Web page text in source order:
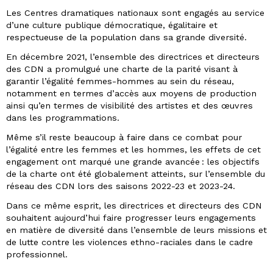
Les Centres dramatiques nationaux sont engagés au service
d’une culture publique démocratique, égalitaire et
respectueuse de la population dans sa grande diversité.
En décembre 2021, l’ensemble des directrices et directeurs
des CDN a promulgué une charte de la parité visant à
garantir l’égalité femmes-hommes au sein du réseau,
notamment en termes d’accès aux moyens de production
ainsi qu’en termes de visibilité des artistes et des œuvres
dans les programmations.
Même s’il reste beaucoup à faire dans ce combat pour
l’égalité entre les femmes et les hommes, les effets de cet
engagement ont marqué une grande avancée : les objectifs
de la charte ont été globalement atteints, sur l’ensemble du
réseau des CDN lors des saisons 2022-23 et 2023-24.
Dans ce même esprit, les directrices et directeurs des CDN
souhaitent aujourd’hui faire progresser leurs engagements
en matière de diversité dans l’ensemble de leurs missions et
de lutte contre les violences ethno-raciales dans le cadre
professionnel.